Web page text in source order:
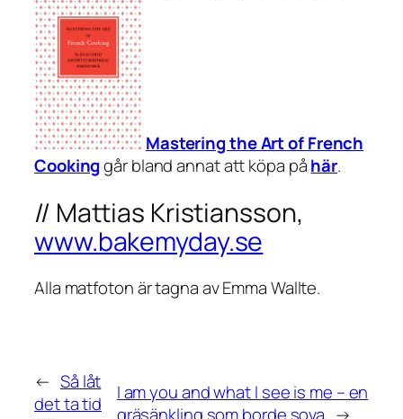
Mastering the Art of French
Cookinggår bland annat att köpa påhär.
// Mattias Kristiansson,
www.bakemyday.se
Alla matfoton är tagna av Emma Wallte.
← Så låt
det ta tid
I am you and what I see is me – en